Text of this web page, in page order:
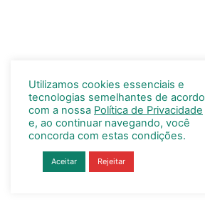
Utilizamos cookies essenciais e
tecnologias semelhantes de acordo
com a nossa Política de Privacidade
e, ao continuar navegando, você
concorda com estas condições.
Aceitar Rejeitar